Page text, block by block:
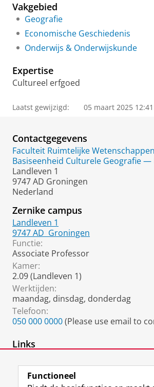
d
I
n
P
o
a
Vakgebied
Geografie
Economische Geschiedenis
Onderwijs & Onderwijskunde
Expertise
Cultureel erfgoed
Laatst gewijzigd: 05 maart 2025 12:41
Contactgegevens
Faculteit Ruimtelijke Wetenschappen
Basiseenheid Culturele Geografie
Landleven 1
9747 AD Groningen
Nederland
Zernike campus
Landleven 1
9747 AD Groningen
Functie:
Associate Professor
Kamer:
2.09 (Landleven 1)
Werktijden:
maandag, dinsdag, donderdag
Telefoon:
050 000 0000(Please use email to
Links
Functioneel